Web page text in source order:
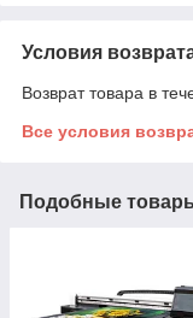
Условия
Возврат товара в
Все условия
Подобные